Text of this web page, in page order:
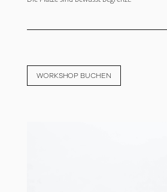
WORKSHOP BUCHEN